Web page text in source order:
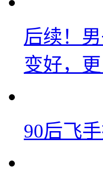
后续！
变好，
90后飞